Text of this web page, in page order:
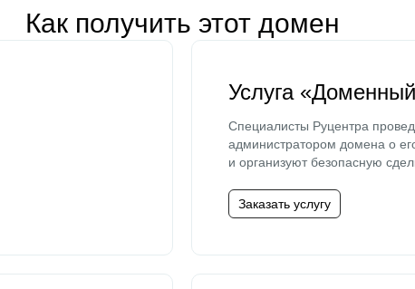
Как получить этот домен
Услуга
Специалисты Руцентра
администратором домена о
и организуют безопасную
Заказать услугу